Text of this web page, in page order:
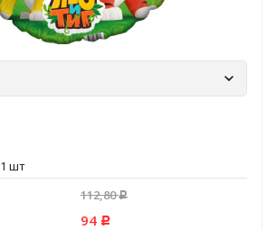
1 шт
112,80Р
94 Р